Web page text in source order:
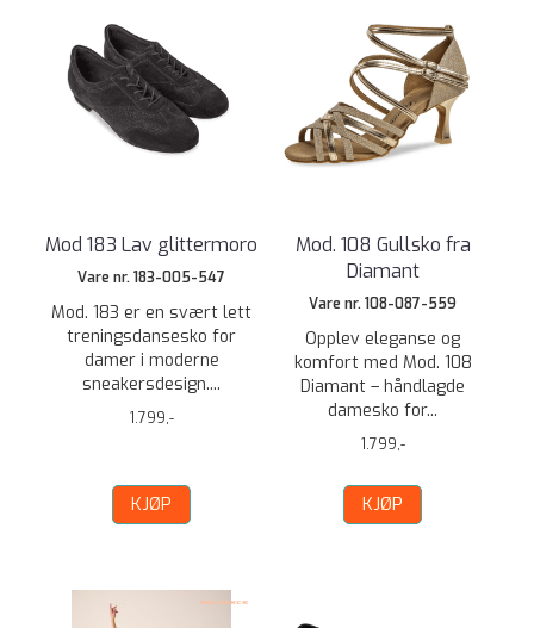
Mod 183 Lav glittermoro
Vare nr. 183-005-547
Mod. 183 er en svært lett
treningsdansesko for
damer i moderne
sneakersdesign....
1.799,-
KJØP
Mod. 108 Gullsko fra
Diamant
Vare nr. 108-087-559
Opplev eleganse og
komfort med Mod. 108
Diamant – håndlagde
damesko for...
1.799,-
KJØP